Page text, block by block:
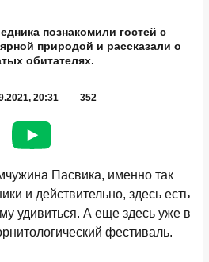
познакомили гостей с
природой и рассказали о
обитателях.
20:31 352
Пасвика, именно так
и действительно, здесь есть
удивиться. А еще здесь уже в
фестиваль.